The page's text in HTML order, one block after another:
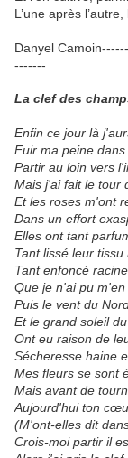
L’une après
Danyel
-------
La clef des
Enfin ce jour là
Fuir ma peine dans
Partir au loin vers
Mais j'ai fait le tour
Et les roses m'ont
Dans un effort
Elles ont tant
Tant lissé leur tissu
Tant enfoncé
Que je n'ai pu
Puis le vent du
Et le grand soleil
Ont eu raison de
Sécheresse haine
Mes fleurs se sont
Mais avant de
Aujourd'hui ton
(M'ont-elles dit
Crois-moi partir il